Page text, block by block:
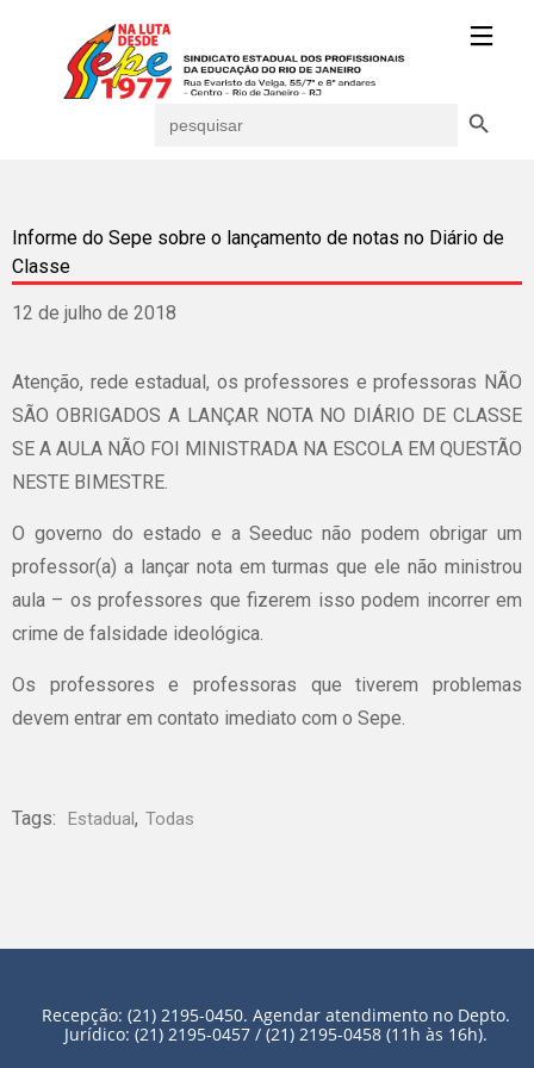
for:
Informe do Sepe sobre o lançamento de notas no Diário de
Classe
12 de julho de 2018
Atenção, rede estadual, os professores e professoras NÃO
SÃO OBRIGADOS A LANÇAR NOTA NO DIÁRIO DE CLASSE
SE A AULA NÃO FOI MINISTRADA NA ESCOLA EM QUESTÃO
NESTE BIMESTRE.
O governo do estado e a Seeduc não podem obrigar um
professor(a) a lançar nota em turmas que ele não ministrou
aula – os professores que fizerem isso podem incorrer em
crime de falsidade ideológica.
Os professores e professoras que tiverem problemas
devem entrar em contato imediato com o Sepe.
Tags: Estadual, Todas
Recepção: (21) 2195-0450. Agendar atendimento no Depto.
Jurídico: (21) 2195-0457 / (21) 2195-0458 (11h às 16h).